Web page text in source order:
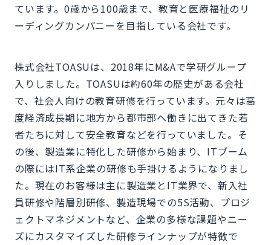
ています。0歳から100歳まで、教育と医療福祉のリ
ーディングカンパニーを目指している会社です。
株式会社TOASUは、2018年にM&Aで学研グループ
入りしました。TOASUは約60年の歴史がある会社
で、社会人向けの教育研修を行っています。元々は高
度経済成長期に地方から都市部へ働きに出てきた若
者たちに対して安全教育などを行っていました。そ
の後、製造業に特化した研修から始まり、ITブーム
の際にはIT系企業の研修も手掛けるようになりまし
た。現在のお客様は主に製造業とIT業界で、新入社
員研修や階層別研修、製造現場での5S活動、プロジ
ェクトマネジメントなど、企業の多様な課題やニー
ズにカスタマイズした研修ラインナップが特徴で